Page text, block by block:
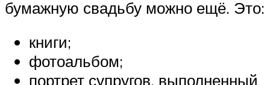
бумажную свадьбу можно ещё. Это:
книги;
фотоальбом;
портрет супругов, выполненный